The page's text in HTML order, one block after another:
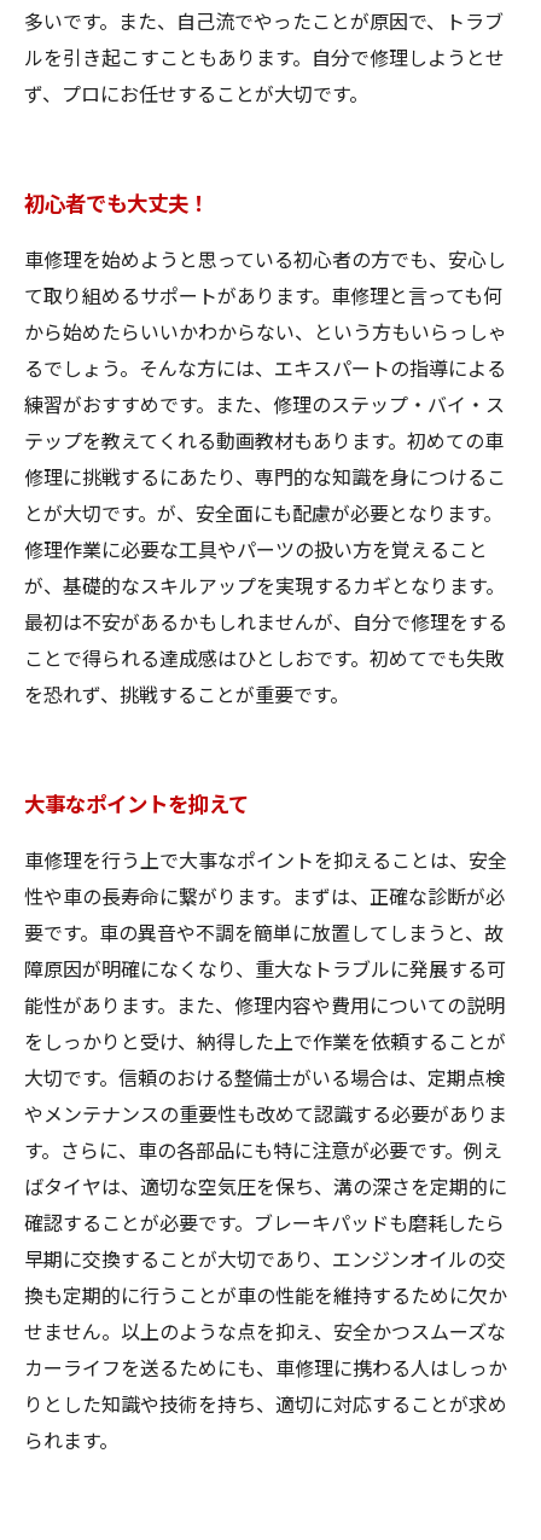
多いです。また、自己流でやったことが原因で、トラブ
ルを引き起こすこともあります。自分で修理しようとせ
ず、プロにお任せすることが大切です。
初心者でも大丈夫！
車修理を始めようと思っている初心者の方でも、安心し
て取り組めるサポートがあります。車修理と言っても何
から始めたらいいかわからない、という方もいらっしゃ
るでしょう。そんな方には、エキスパートの指導による
練習がおすすめです。また、修理のステップ・バイ・ス
テップを教えてくれる動画教材もあります。初めての車
修理に挑戦するにあたり、専門的な知識を身につけるこ
とが大切です。が、安全面にも配慮が必要となります。
修理作業に必要な工具やパーツの扱い方を覚えること
が、基礎的なスキルアップを実現するカギとなります。
最初は不安があるかもしれませんが、自分で修理をする
ことで得られる達成感はひとしおです。初めてでも失敗
を恐れず、挑戦することが重要です。
大事なポイントを抑えて
車修理を行う上で大事なポイントを抑えることは、安全
性や車の長寿命に繋がります。まずは、正確な診断が必
要です。車の異音や不調を簡単に放置してしまうと、故
障原因が明確になくなり、重大なトラブルに発展する可
能性があります。また、修理内容や費用についての説明
をしっかりと受け、納得した上で作業を依頼することが
大切です。信頼のおける整備士がいる場合は、定期点検
やメンテナンスの重要性も改めて認識する必要がありま
す。さらに、車の各部品にも特に注意が必要です。例え
ばタイヤは、適切な空気圧を保ち、溝の深さを定期的に
確認することが必要です。ブレーキパッドも磨耗したら
早期に交換することが大切であり、エンジンオイルの交
換も定期的に行うことが車の性能を維持するために欠か
せません。以上のような点を抑え、安全かつスムーズな
カーライフを送るためにも、車修理に携わる人はしっか
りとした知識や技術を持ち、適切に対応することが求め
られます。